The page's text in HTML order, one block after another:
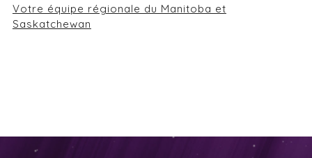
Votre équipe régionale du Manitoba et
Saskatchewan